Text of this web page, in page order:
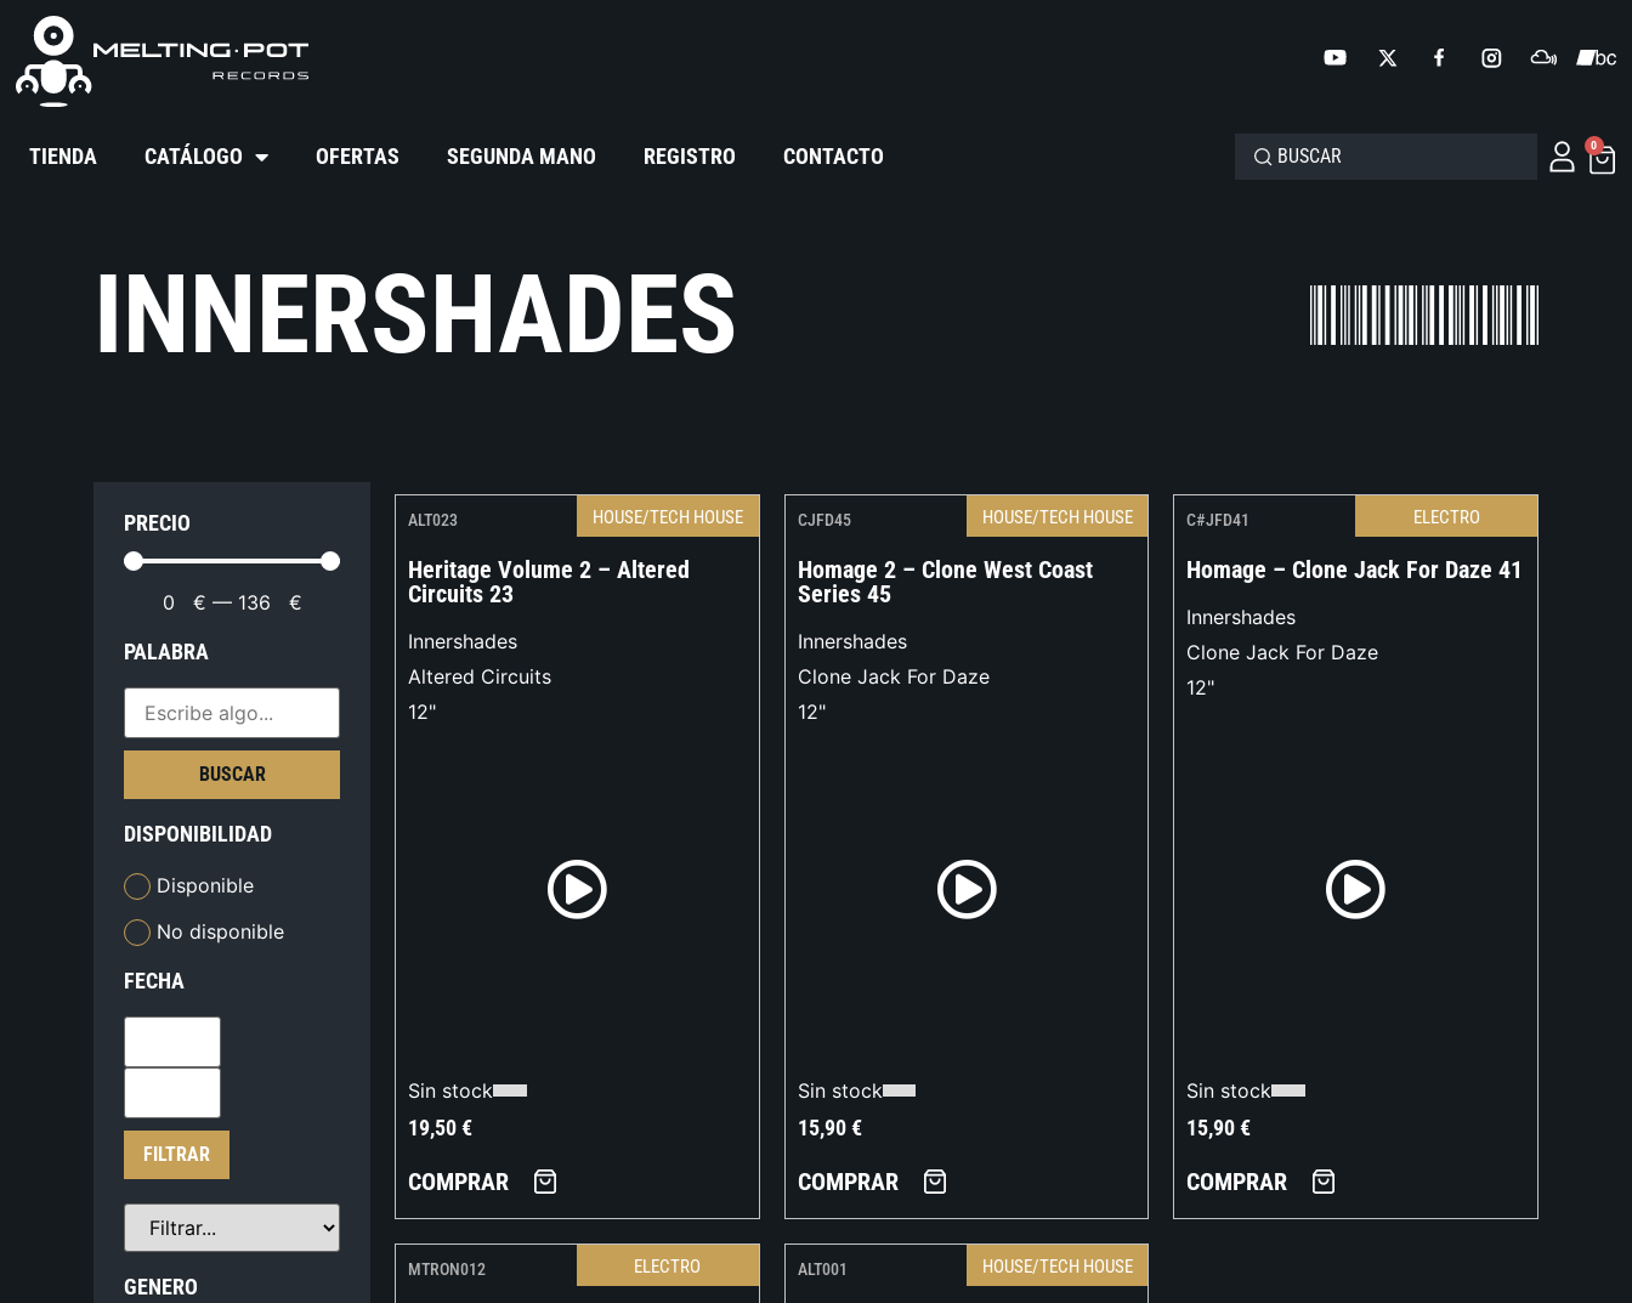
TIENDA CATÁLOGO OFERTAS SEGUNDA MANO REGISTRO CONTACTO 0
INNERSHADES
PRECIO
0 € — 136 €
PALABRA
BUSCAR
DISPONIBILIDAD
Disponible
No disponible
FECHA
FILTRAR
GENERO
ALT023 HOUSE/TECH HOUSE
Heritage Volume 2 – Altered
Circuits 23
Innershades
Altered Circuits
12"
Sin stock
19,50€
COMPRAR
CJFD45 HOUSE/TECH HOUSE
Homage 2 – Clone West Coast
Series 45
Innershades
Clone Jack For Daze
12"
Sin stock
15,90€
COMPRAR
C#JFD41 ELECTRO
Homage – Clone Jack For Daze 41
Innershades
Clone Jack For Daze
12"
Sin stock
15,90€
COMPRAR
MTRON012 ELECTRO ALT001 HOUSE/TECH HOUSE